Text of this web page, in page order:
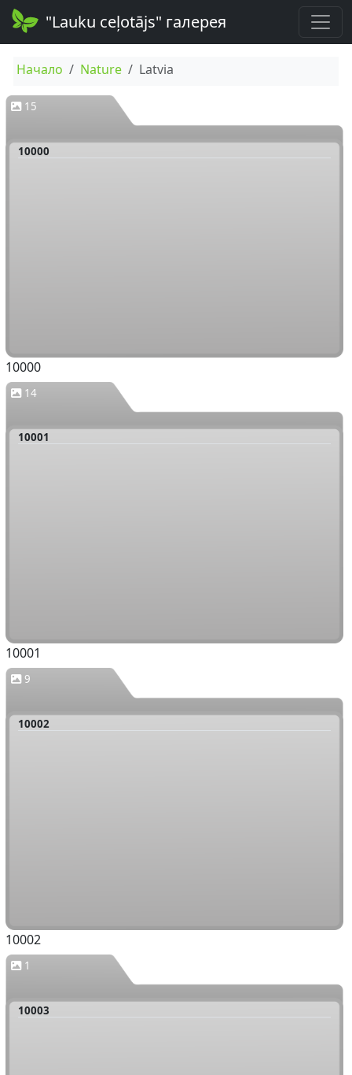
"Lauku ceļotājs" галерея
Начало Nature Latvia
15
10000
10000
14
10001
10001
9
10002
10002
1
10003